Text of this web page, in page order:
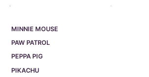
MINNIE MOUSE
PAW PATROL
PEPPA PIG
PIKACHU